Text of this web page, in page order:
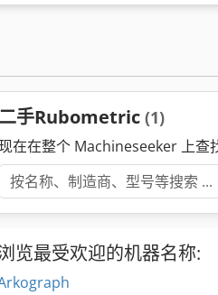
手Rubometric (1)
在在整个 Machineseeker 上查
览最受欢迎的机器名称: